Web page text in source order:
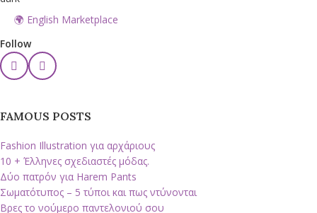
🌍 English Marketplace
Follow
FAMOUS POSTS
Fashion Illustration για αρχάριους
10 + Έλληνες σχεδιαστές μόδας.
Δύο πατρόν για Harem Pants
Σωματότυπος – 5 τύποι και πως ντύνονται
Βρες το νούμερο παντελονιού σου